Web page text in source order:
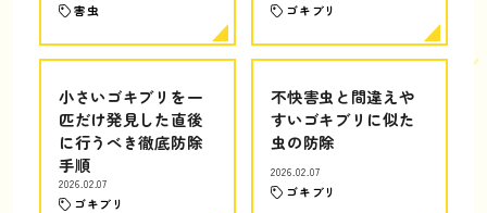
害虫 ゴキブリ
小さいゴキブリを一
匹だけ発見した直後
に行うべき徹底防除
手順
2026.02.07
ゴキブリ
不快害虫と間違えや
すいゴキブリに似た
虫の防除
2026.02.07
ゴキブリ